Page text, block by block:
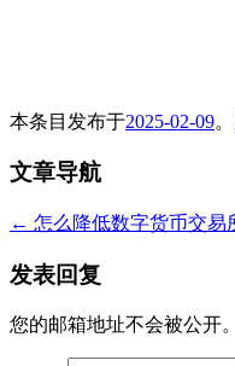
本条目发布于2025-02-09
文章导航
← 怎么降低数字货币交易
发表回复
您的邮箱地址不会被公开。